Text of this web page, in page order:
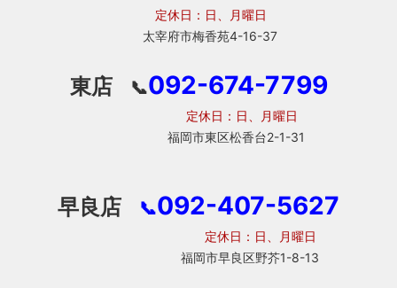
定休日：日、月曜日
太宰府市梅香苑4-16-37
東店 📞092-674-7799
定休日：日、月曜日
福岡市東区松香台2-1-31
早良店 📞092-407-5627
定休日：日、月曜日
福岡市早良区野芥1-8-13